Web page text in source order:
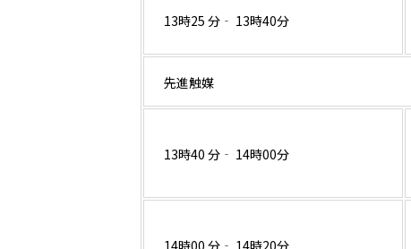
13時25 分‐ 13時40分
先進触媒
13時40 分‐ 14時00分